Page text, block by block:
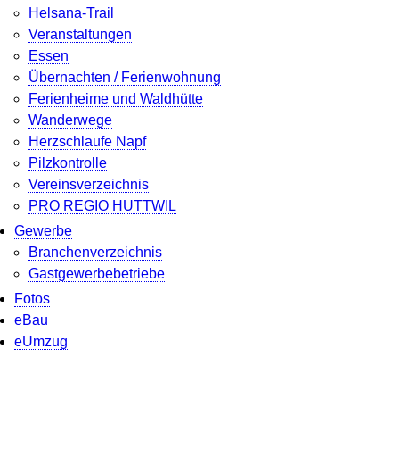
Helsana-Trail
Veranstaltungen
Essen
Übernachten / Ferienwohnung
Ferienheime und Waldhütte
Wanderwege
Herzschlaufe Napf
Pilzkontrolle
Vereinsverzeichnis
PRO REGIO HUTTWIL
Gewerbe
Branchenverzeichnis
Gastgewerbebetriebe
Fotos
eBau
eUmzug